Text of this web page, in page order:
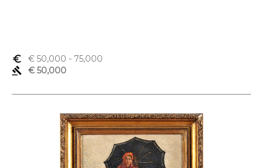
euro_symbol € 50,000 - 75,000
gavel
€ 50,000